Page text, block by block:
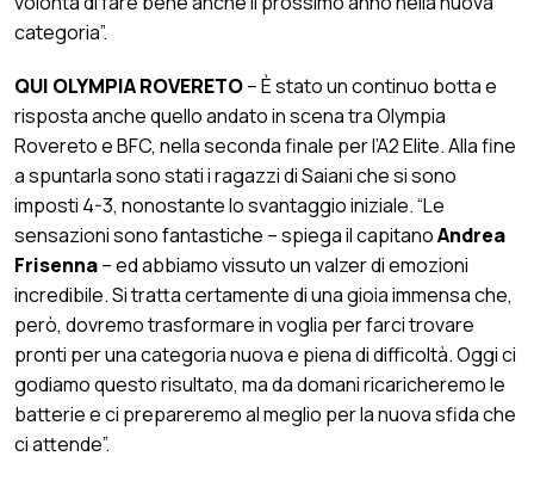
categoria”.
QUI OLYMPIA ROVERETO– È stato un continuo botta e
risposta anche quello andato in scena tra Olympia
Rovereto e BFC, nella seconda finale per l’A2 Elite. Alla fine
a spuntarla sono stati i ragazzi di Saiani che si sono
imposti 4-3, nonostante lo svantaggio iniziale. “Le
sensazioni sono fantastiche – spiega il capitanoAndrea
Frisenna– ed abbiamo vissuto un valzer di emozioni
incredibile. Si tratta certamente di una gioia immensa che,
però, dovremo trasformare in voglia per farci trovare
pronti per una categoria nuova e piena di difficoltà. Oggi ci
godiamo questo risultato, ma da domani ricaricheremo le
batterie e ci prepareremo al meglio per la nuova sfida che
ci attende”.